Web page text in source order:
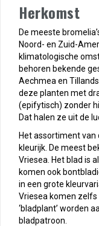
Herkomst
De meeste
Noord- en Zuid-
klimatologische
behoren bekende
Aechmea en
deze planten met
(epifytisch) zonder
Dat halen ze uit de
Het assortiment van
kleurijk. De meest
Vriesea. Het blad is
komen ook
in een grote
Vriesea komen
‘bladplant’ worden
bladpatroon.